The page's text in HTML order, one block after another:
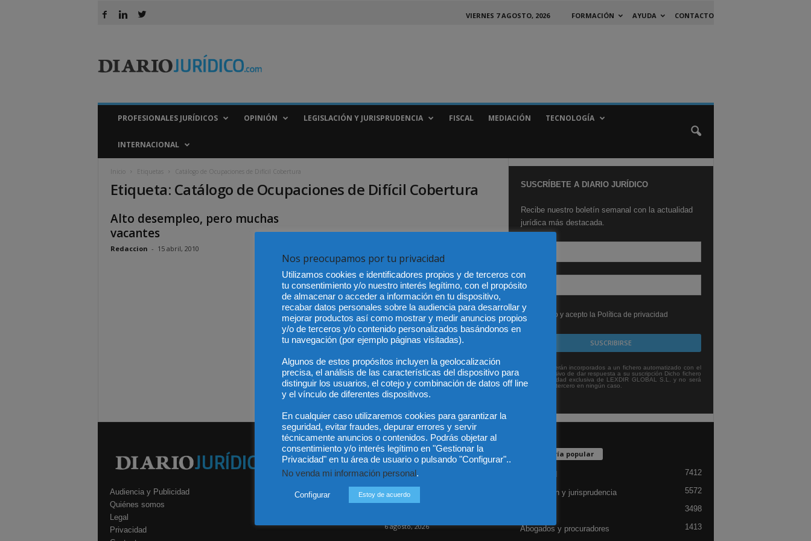
VIERNES 7 AGOSTO, 2026 FORMACIÓN AYUDA CONTACTO
a
r
PROFESIONALES JURÍDICOS OPINIÓN LEGISLACIÓN Y JURISPRUDENCIA FISCAL MEDIACIÓN TECNOLOGÍA
INTERNACIONAL
Inicio Etiquetas Catálogo de Ocupaciones de Difícil Cobertura
Etiqueta: Catálogo de Ocupaciones de Difícil Cobertura
Alto desempleo, pero muchas
vacantes
Redaccion - 15 abril, 2010
SUSCRÍBETE A DIARIO JURÍDICO
Recibe nuestro boletín semanal con la actualidad
jurídica más destacada.
He leído y acepto la Política de privacidad
Sus datos serán incorporados a un fichero automatizado con el
objeto exclusivo de dar respuesta a su suscripción Dicho fichero
es de titularidad exclusiva de LEXDIR GLOBAL S.L. y no será
cedido a un tercero en ningún caso.
Audiencia y Publicidad
Quiénes somos
Legal
Privacidad
Incluso más noticias
Las empresas se exponen a
responsabilidades penales
por una prevención
6 agosto, 2026
Categoría popular
7412
Legislación y jurisprudencia 5572
3498
Abogados y procuradores
1413
Nos preocupamos por tu privacidad
Utilizamos cookies e identificadores propios y de terceros con
tu consentimiento y/o nuestro interés legítimo, con el propósito
de almacenar o acceder a información en tu dispositivo,
recabar datos personales sobre la audiencia para desarrollar y
mejorar productos así como mostrar y medir anuncios propios
y/o de terceros y/o contenido personalizados basándonos en
tu navegación (por ejemplo páginas visitadas).
Algunos de estos propósitos incluyen la geolocalización
precisa, el análisis de las características del dispositivo para
distinguir los usuarios, el cotejo y combinación de datos off line
y el vínculo de diferentes dispositivos.
En cualquier caso utilizaremos cookies para garantizar la
seguridad, evitar fraudes, depurar errores y servir
técnicamente anuncios o contenidos. Podrás objetar al
consentimiento y/o interés legítimo en "Gestionar la
Privacidad" en tu área de usuario o pulsando "Configurar"..
No venda mi información personal.
Configurar Estoy de acuerdo